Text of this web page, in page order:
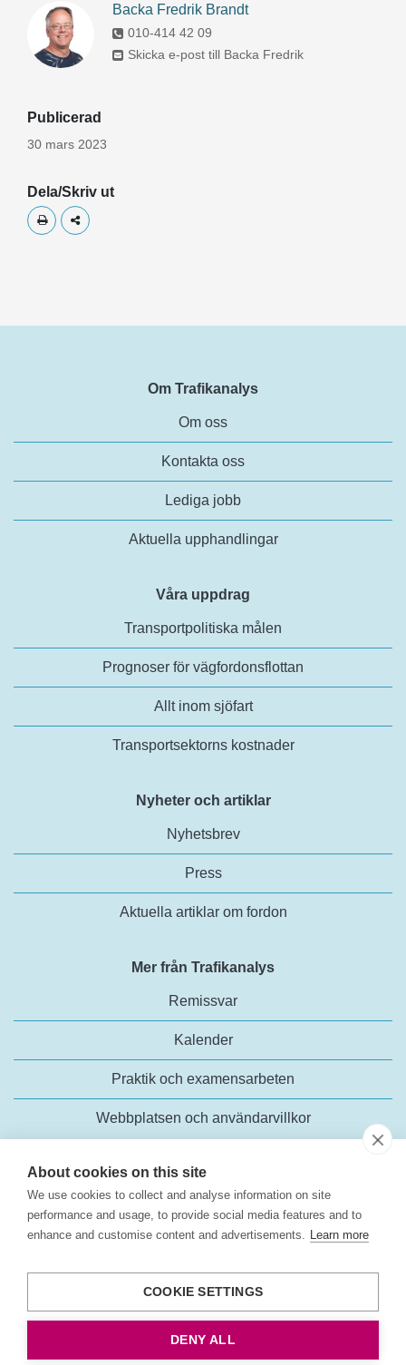
About cookies on this site
We use cookies to collect and analyse information on site
performance and usage, to provide social media features and to
enhance and customise content and advertisements. Learn more
COOKIE SETTINGS
DENY ALL
Backa Fredrik Brandt
010-414 42 09
Skicka e-post till Backa Fredrik
Publicerad
30 mars 2023
Dela/Skriv ut
Skriv utDela
Om Trafikanalys
Om oss
Kontakta oss
Lediga jobb
Aktuella upphandlingar
Våra uppdrag
Transportpolitiska målen
Prognoser för vägfordonsflottan
Allt inom sjöfart
Transportsektorns kostnader
Nyheter och artiklar
Nyhetsbrev
Press
Aktuella artiklar om fordon
Mer från Trafikanalys
Remissvar
Kalender
Praktik och examensarbeten
Webbplatsen och användarvillkor
Rosenlundsgatan 54
118 63 Stockholm
+46 (0)10-414 42 00